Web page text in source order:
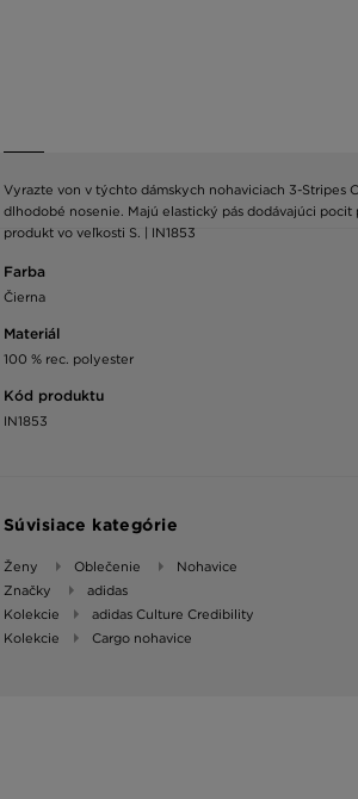
Vyrazte von v týchto dámskych nohaviciach 3-Stripes
dlhodobé nosenie. Majú elastický pás dodávajúci
produkt vo veľkosti S. | IN1853
Farba
Čierna
Materiál
100 % rec. polyester
Kód produktu
IN1853
Súvisiace kategórie
Ženy Oblečenie
Nohavice
Značky
adidas
Kolekcie
adidas Culture Credibility
Kolekcie
Cargo nohavice